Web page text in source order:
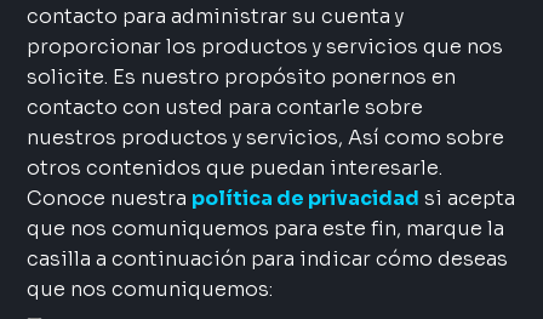
contacto para administrar su cuenta y
proporcionar los productos y servicios que nos
solicite. Es nuestro propósito ponernos en
contacto con usted para contarle sobre
nuestros productos y servicios, Así como sobre
otros contenidos que puedan interesarle.
Conoce nuestra política de privacidad si acepta
que nos comuniquemos para este fin, marque la
casilla a continuación para indicar cómo deseas
que nos comuniquemos: